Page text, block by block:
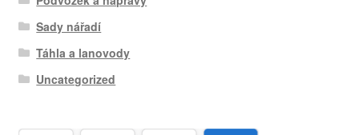
Sady nářadí
Táhla a lanovody
Uncategorized